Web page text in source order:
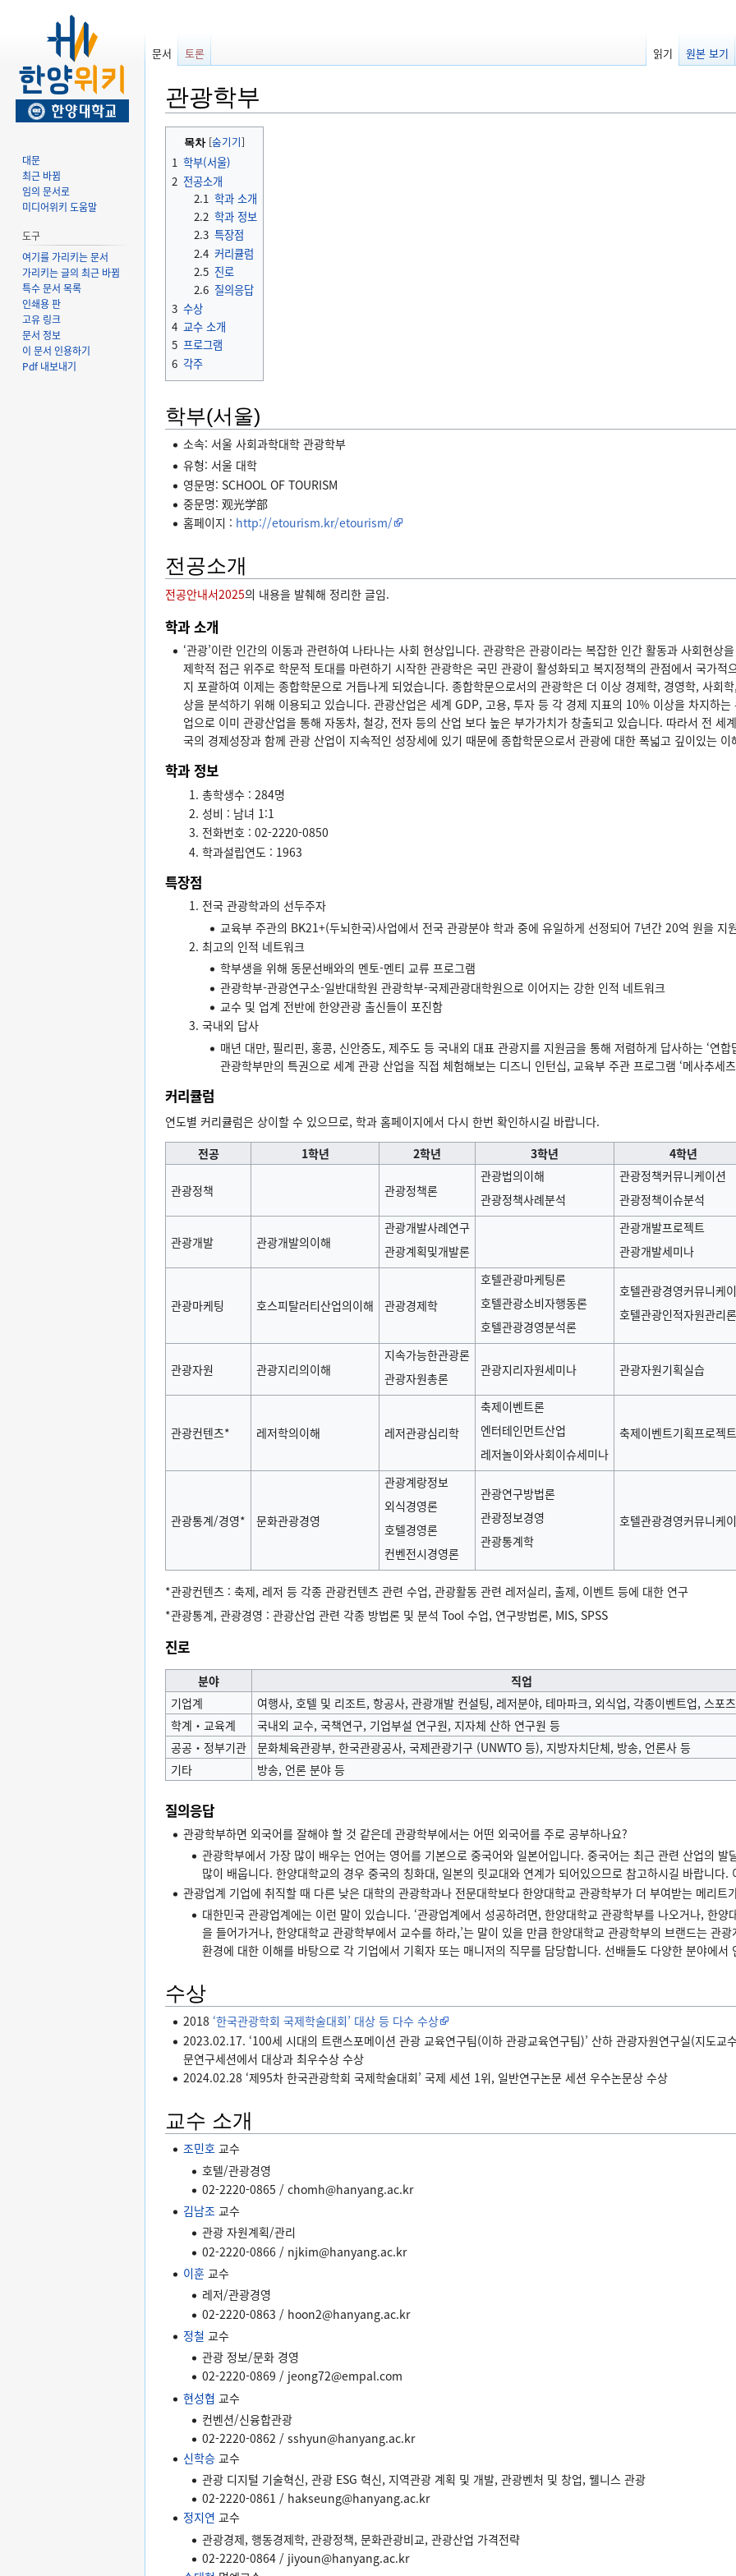
관광학부
보
기
하
러
목차
1 학부(서울)
2 전공소개
2.1 학과 소개
2.2 학과 정보
2.3 특장점
2.4 커리큘럼
2.5 진로
2.6 질의응답
3 수상
4 교수 소개
5 프로그램
6 각주
학부(서울)
소속: 서울 사회과학대학 관광학부
유형: 서울 대학
영문명: SCHOOL OF TOURISM
중문명: 观光学部
홈페이지 : http://etourism.kr/etourism/
전공소개
전공안내서2025의 내용을 발췌해 정리한 글임.
학과 소개
‘관광’이란 인간의 이동과 관련하여 나타나는 사회 현상입니다. 관광학은 관광이라는 복잡한 인간 활동과 사회현
제학적 접근 위주로 학문적 토대를 마련하기 시작한 관광학은 국민 관광이 활성화되고 복지정책의 관점에서 국가
지 포괄하여 이제는 종합학문으로 거듭나게 되었습니다. 종합학문으로서의 관광학은 더 이상 경제학, 경영학, 사회
상을 분석하기 위해 이용되고 있습니다. 관광산업은 세계 GDP, 고용, 투자 등 각 경제 지표의 10% 이상을 차지하
업으로 이미 관광산업을 통해 자동차, 철강, 전자 등의 산업 보다 높은 부가가치가 창출되고 있습니다. 따라서 전
국의 경제성장과 함께 관광 산업이 지속적인 성장세에 있기 때문에 종합학문으로서 관광에 대한 폭넓고 깊이있는
학과 정보
총학생수 : 284명
성비 : 남녀 1:1
전화번호 : 02-2220-0850
학과설립연도 : 1963
특장점
전국 관광학과의 선두주자
교육부 주관의 BK21+(두뇌한국)사업에서 전국 관광분야 학과 중에 유일하게 선정되어 7년간 20억 원을 지
최고의 인적 네트워크
학부생을 위해 동문선배와의 멘토-멘티 교류 프로그램
관광학부-관광연구소-일반대학원 관광학부-국제관광대학원으로 이어지는 강한 인적 네트워크
교수 및 업계 전반에 한양관광 출신들이 포진함
국내외 답사
매년 대만, 필리핀, 홍콩, 신안증도, 제주도 등 국내외 대표 관광지를 지원금을 통해 저렴하게 답사하는 ‘연
관광학부만의 특권으로 세계 관광 산업을 직접 체험해보는 디즈니 인턴십, 교육부 주관 프로그램 ‘메사추세
커리큘럼
연도별 커리큘럼은 상이할 수 있으므로, 학과 홈페이지에서 다시 한번 확인하시길 바랍니다.
전공
1학년 2학년 3학년 4학년
관광정책 관광정책론
관광법의이해
관광정책사례분석
관광정책커뮤니케이션
관광정책이슈분석
관광개발 관광개발의이해
관광개발사례연구
관광계획및개발론
관광개발프로젝트
관광개발세미나
관광마케팅 호스피탈러티산업의이해 관광경제학
호텔관광마케팅론
호텔관광소비자행동론
호텔관광경영분석론
호텔관광경영커뮤니케
호텔관광인적자원관리론
관광자원 관광지리의이해
지속가능한관광론
관광자원총론
관광지리자원세미나 관광자원기획실습
관광컨텐츠* 레저학의이해 레저관광심리학
축제이벤트론
엔터테인먼트산업
레저놀이와사회이슈세미나
축제이벤트기획프로젝트
관광통계/경영* 문화관광경영
관광계랑정보
외식경영론
호텔경영론
컨벤전시경영론
관광연구방법론
관광정보경영
관광통계학
호텔관광경영커뮤니케
*관광컨텐츠 : 축제, 레저 등 각종 관광컨텐츠 관련 수업, 관광활동 관련 레저실리, 출제, 이벤트 등에 대한 연구
*관광통계, 관광경영 : 관광산업 관련 각종 방법론 및 분석 Tool 수업, 연구방법론, MIS, SPSS
진로
분야
직업
기업계
여행사, 호텔 및 리조트, 항공사, 관광개발 컨설팅, 레저분야, 테마파크, 외식업, 각종이벤트업, 스포
학계・교육계
국내외 교수, 국책연구, 기업부설 연구원, 지자체 산하 연구원 등
공공・정부기관
문화체육관광부, 한국관광공사, 국제관광기구 (UNWTO 등), 지방자치단체, 방송, 언론사 등
기타
방송, 언론 분야 등
질의응답
관광학부하면 외국어를 잘해야 할 것 같은데 관광학부에서는 어떤 외국어를 주로 공부하나요?
관광학부에서 가장 많이 배우는 언어는 영어를 기본으로 중국어와 일본어입니다. 중국어는 최근 관련 산업의
많이 배웁니다. 한양대학교의 경우 중국의 칭화대, 일본의 릿교대와 연계가 되어있으므로 참고하시길 바랍니
관광업계 기업에 취직할 때 다른 낮은 대학의 관광학과나 전문대학보다 한양대학교 관광학부가 더 부여받는 메리트
대한민국 관광업계에는 이런 말이 있습니다. ‘관광업계에서 성공하려면, 한양대학교 관광학부를 나오거나, 한
을 들어가거나, 한양대학교 관광학부에서 교수를 하라,’는 말이 있을 만큼 한양대학교 관광학부의 브랜드는 관
환경에 대한 이해를 바탕으로 각 기업에서 기획자 또는 매니저의 직무를 담당합니다. 선배들도 다양한 분야에서
수상
2018 ‘한국관광학회 국제학술대회’ 대상 등 다수 수상
2023.02.17. ‘100세 시대의 트랜스포메이션 관광 교육연구팀(이하 관광교육연구팀)’ 산하 관광자원연구실(지도
문연구세션에서 대상과 최우수상 수상
2024.02.28 ‘제95차 한국관광학회 국제학술대회’ 국제 세션 1위, 일반연구논문 세션 우수논문상 수상
교수 소개
조민호 교수
호텔/관광경영
02-2220-0865 / chomh@hanyang.ac.kr
김남조 교수
관광 자원계획/관리
02-2220-0866 / njkim@hanyang.ac.kr
이훈 교수
레저/관광경영
02-2220-0863 / hoon2@hanyang.ac.kr
정철 교수
관광 정보/문화 경영
02-2220-0869 / jeong72@empal.com
현성협 교수
컨벤션/신융합관광
02-2220-0862 / sshyun@hanyang.ac.kr
신학승 교수
관광 디지털 기술혁신, 관광 ESG 혁신, 지역관광 계획 및 개발, 관광벤처 및 창업, 웰니스 관광
02-2220-0861 / hakseung@hanyang.ac.kr
정지연 교수
관광경제, 행동경제학, 관광정책, 문화관광비교, 관광산업 가격전략
02-2220-0864 / jiyoun@hanyang.ac.kr
문서 토론 읽기 원본 보기
대문
최근 바뀜
임의 문서로
미디어위키 도움말
도구
여기를 가리키는 문서
가리키는 글의 최근 바뀜
특수 문서 목록
인쇄용 판
고유 링크
문서 정보
이 문서 인용하기
Pdf 내보내기